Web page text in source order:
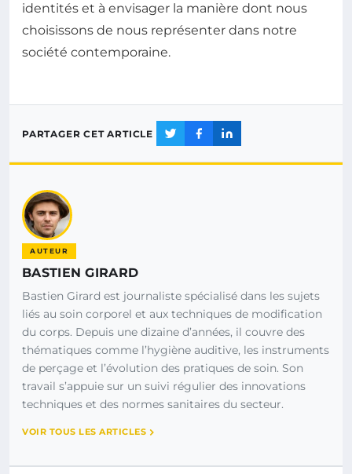
identités et à envisager la manière dont nous
choisissons de nous représenter dans notre
société contemporaine.
PARTAGER CET ARTICLE
AUTEUR
BASTIEN GIRARD
Bastien Girard est journaliste spécialisé dans les sujets
liés au soin corporel et aux techniques de modification
du corps. Depuis une dizaine d’années, il couvre des
thématiques comme l’hygiène auditive, les instruments
de perçage et l’évolution des pratiques de soin. Son
travail s’appuie sur un suivi régulier des innovations
techniques et des normes sanitaires du secteur.
VOIR TOUS LES ARTICLES